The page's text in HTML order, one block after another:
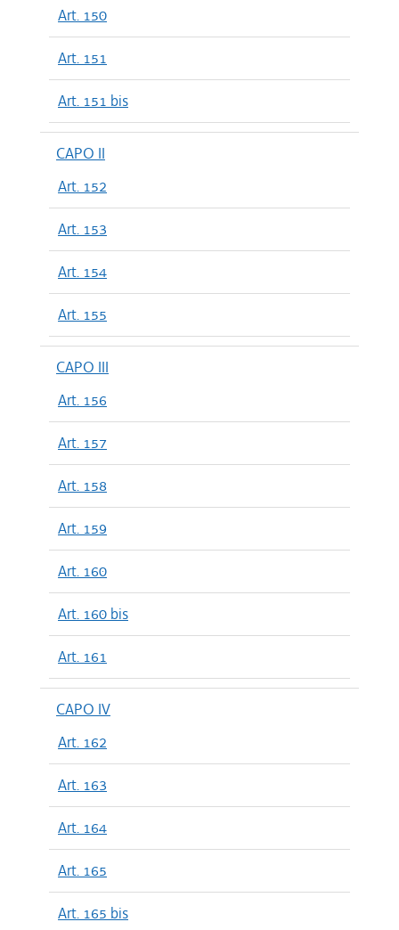
Art. 150
Art. 151
Art. 151 bis
CAPO II
Art. 152
Art. 153
Art. 154
Art. 155
CAPO III
Art. 156
Art. 157
Art. 158
Art. 159
Art. 160
Art. 160 bis
Art. 161
CAPO IV
Art. 162
Art. 163
Art. 164
Art. 165
Art. 165 bis